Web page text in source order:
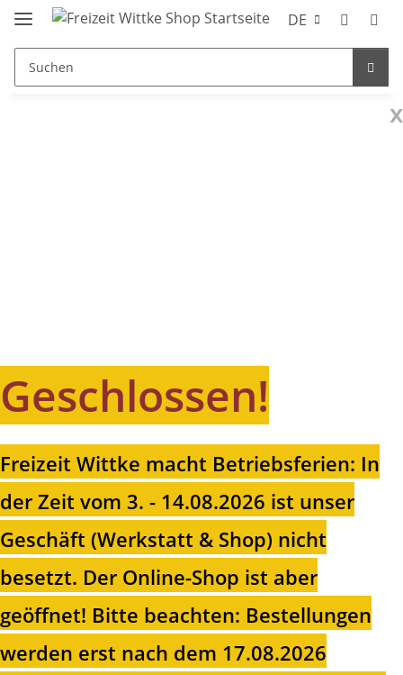
DE
x
Geschlossen!
Freizeit Wittke macht Betriebsferien: In
der Zeit vom 3. - 14.08.2026 ist unser
Geschäft (Werkstatt & Shop) nicht
besetzt. Der Online-Shop ist aber
geöffnet! Bitte beachten: Bestellungen
werden erst nach dem 17.08.2026